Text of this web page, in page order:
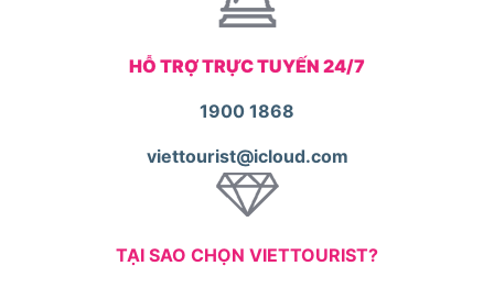
HỖ TRỢ TRỰC TUYẾN 24/7
1900 1868
viettourist@icloud.com
TẠI SAO CHỌN VIETTOURIST?